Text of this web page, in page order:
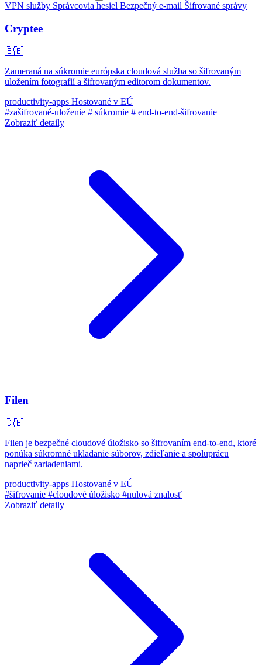
VPN služby Správcovia hesiel Bezpečný e-mail Šifrované správy
Cryptee
🇪🇪
Zameraná na súkromie európska cloudová služba so šifrovaným
uložením fotografií a šifrovaným editorom dokumentov.
productivity-apps Hostované v EÚ
#zašifrované-uloženie # súkromie # end-to-end-šifrovanie
Zobraziť detaily
Filen
🇩🇪
Filen je bezpečné cloudové úložisko so šifrovaním end‑to‑end, ktoré
ponúka súkromné ukladanie súborov, zdieľanie a spoluprácu
naprieč zariadeniami.
productivity-apps Hostované v EÚ
#šifrovanie #cloudové úložisko #nulová znalosť
Zobraziť detaily